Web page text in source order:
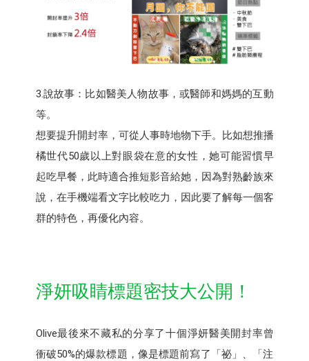
3.說故事：比如醫美人物故事，或醫師和媽媽的互動
等。
想要提升開封率，可從人事時地物下手。比如想推播
橘世代50歲以上對眼袋在意的女性，她可能習慣早
起吃早餐，此時適合推短影音給她，因為對熟齡族來
說，在手機端看文字比較吃力，因此要了解每一個客
群的特色，再優化內容。
淨妍吸睛標題密技大公開！
Olive最後來不藏私的分享了十個淨妍醫美開封率曾
衝破50%的爆款標題，像是標題前寫了「祕」、「注